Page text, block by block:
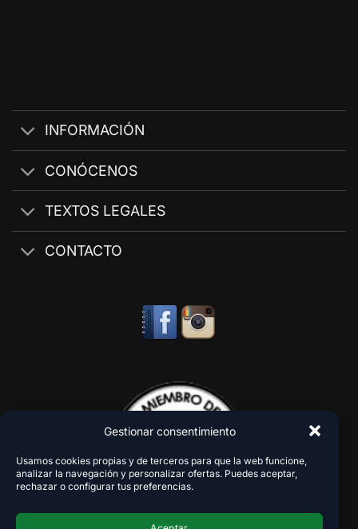
Gestionar consentimiento
Usamos cookies propias y de terceros para que la web funcione,
analizar la navegación y personalizar ofertas. Puedes aceptar,
rechazar o configurar tus preferencias.
INFORMACIÓN
CONÓCENOS
TEXTOS LEGALES
CONTACTO